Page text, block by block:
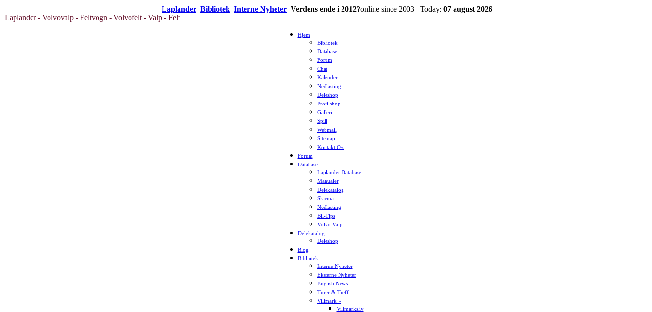
Laplander Bibliotek Interne Nyheter Verdens ende i 2012?online since 2003 Today: 07 august 2026
Laplander - Volvovalp - Feltvogn - Volvofelt - Valp - Felt
Hjem
Bibliotek
Database
Forum
Chat
Kalender
Nedlasting
Deleshop
Profilshop
Galleri
Spill
Webmail
Sitemap
Kontakt Oss
Forum
Database
Laplander Database
Manualer
Delekatalog
Skjema
Nedlasting
Bil-Tips
Volvo Valp
Delekatalog
Deleshop
Blog
Bibliotek
Interne Nyheter
Eksterne Nyheter
English News
Turer & Treff
Villmark »
Villmarksliv